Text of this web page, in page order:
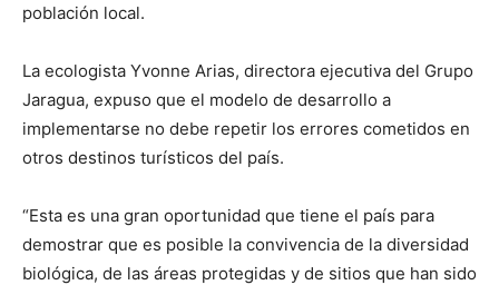
población local.
La ecologista Yvonne Arias, directora ejecutiva del Grupo
Jaragua, expuso que el modelo de desarrollo a
implementarse no debe repetir los errores cometidos en
otros destinos turísticos del país.
“Esta es una gran oportunidad que tiene el país para
demostrar que es posible la convivencia de la diversidad
biológica, de las áreas protegidas y de sitios que han sido